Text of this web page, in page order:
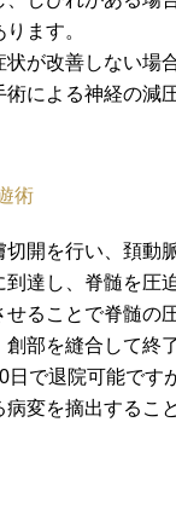
ます。
が改善しない場
による神経の減
術
開を行い、頚動
達し、脊髄を圧
ることで脊髄の
部を縫合して終
で退院可能で
変を摘出する